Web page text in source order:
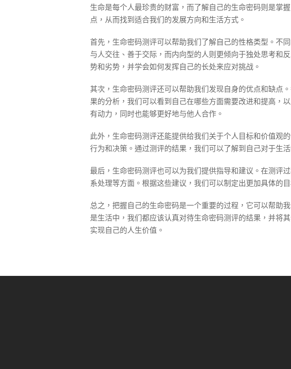
生命是每个人最珍贵的财富，而了解自己的生命密码则是掌
点，从而找到适合我们的发展方向和生活方式。
首先，生命密码测评可以帮助我们了解自己的性格类型。不
与人交往、善于交际，而内向型的人则更倾向于独处思考和
势和劣势，并学会如何发挥自己的长处来应对挑战。
其次，生命密码测评还可以帮助我们发现自身的优点和缺点
果的分析，我们可以看到自己在哪些方面需要改进和提高，
有动力，同时也能够更好地与他人合作。
此外，生命密码测评还能提供给我们关于个人目标和价值观
行为和决策。通过测评的结果，我们可以了解到自己对于生
最后，生命密码测评也可以为我们提供指导和建议。在测评
系处理等方面。根据这些建议，我们可以制定出更加具体的
总之，把握自己的生命密码是一个重要的过程，它可以帮助
是生活中，我们都应该认真对待生命密码测评的结果，并将
实现自己的人生价值。